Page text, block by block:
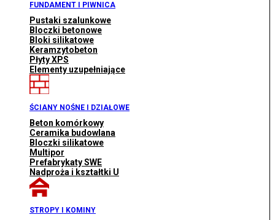
FUNDAMENT I PIWNICA
Pustaki szalunkowe
Bloczki betonowe
Bloki silikatowe
Keramzytobeton
Płyty XPS
Elementy uzupełniające
ŚCIANY NOŚNE I DZIAŁOWE
Beton komórkowy
Ceramika budowlana
Bloczki silikatowe
Multipor
Prefabrykaty SWE
Nadproża i kształtki U
STROPY I KOMINY